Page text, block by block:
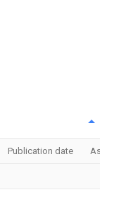
Publication date